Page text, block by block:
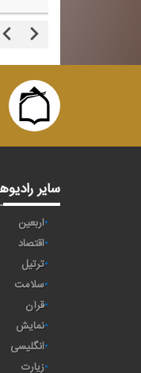
سایر
اربعین
اقتصاد
ترتیل
سلامت
قرآن
نمایش
انگلیسی
زیارت